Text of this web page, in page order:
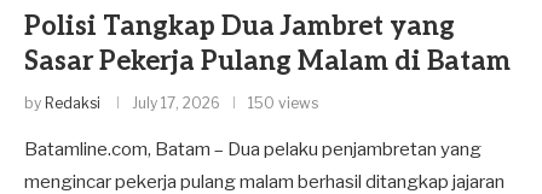
Polisi Tangkap Dua Jambret yang
Sasar Pekerja Pulang Malam di Batam
by Redaksi July 17, 2026 150 views
Batamline.com, Batam – Dua pelaku penjambretan yang
mengincar pekerja pulang malam berhasil ditangkap jajaran